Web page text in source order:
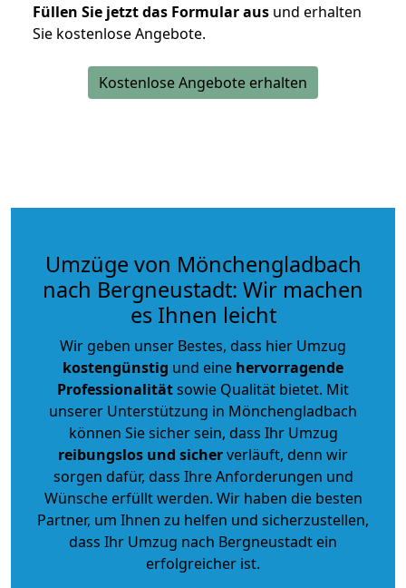
Füllen Sie jetzt das Formular aus und erhalten
Sie kostenlose Angebote.
Kostenlose Angebote erhalten
Umzüge von Mönchengladbach
nach Bergneustadt: Wir machen
es Ihnen leicht
Wir geben unser Bestes, dass hier Umzug
kostengünstig und eine hervorragende
Professionalitätsowie Qualität bietet. Mit
unserer Unterstützung in Mönchengladbach
können Sie sicher sein, dass Ihr Umzug
reibungslos und sicherverläuft, denn wir
sorgen dafür, dass Ihre Anforderungen und
Wünsche erfüllt werden. Wir haben die besten
Partner, um Ihnen zu helfen und sicherzustellen,
dass Ihr Umzug nach Bergneustadt ein
erfolgreicher ist.